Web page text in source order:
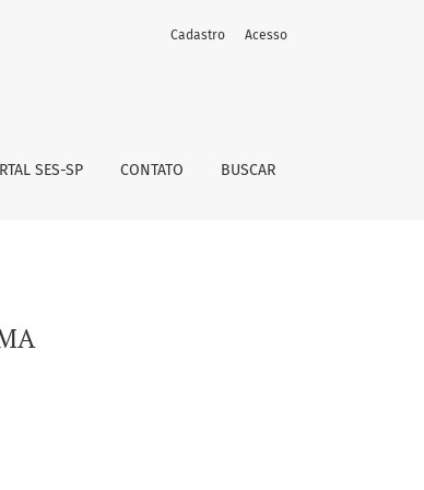
SES-SP CONTATO BUSCAR
Cadastro Acesso